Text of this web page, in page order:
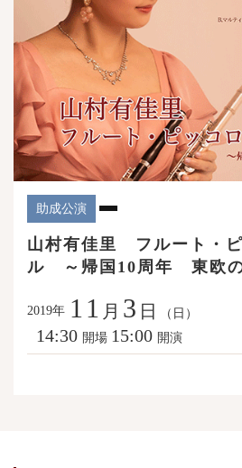
助成公演
山村有佳里 フルート・
ル ～帰国10周年 東欧の
2019年 11 月 3 日 （日）
14:30 開場 15:00 開演